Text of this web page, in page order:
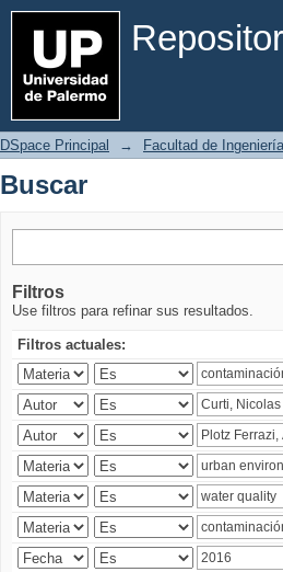
Buscar
DSpace Principal → Facultad de Ingeniería
Buscar
Filtros
Use filtros para refinar sus resultados.
Filtros actuales: